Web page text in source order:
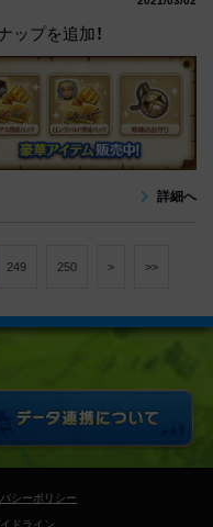
プを追加！
詳細へ
249 250 > >>
シーポリシー
ドライン